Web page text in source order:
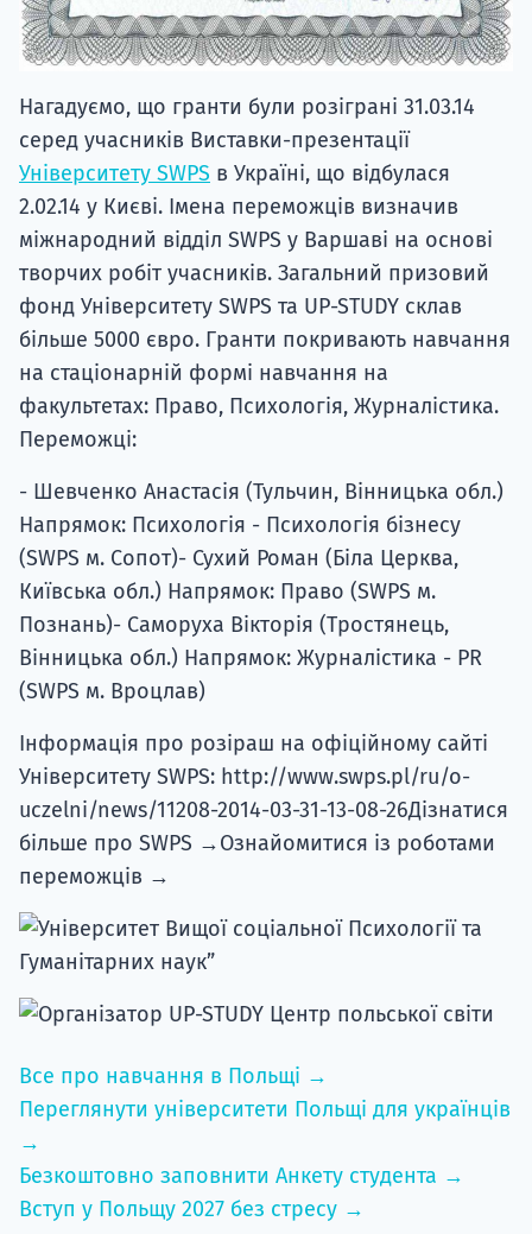
Нагадуємо, що гранти були розіграні 31.03.14
серед учасників Виставки-презентації
Університету SWPS в Україні, що відбулася
2.02.14 у Києві. Імена переможців визначив
міжнародний відділ SWPS у Варшаві на основі
творчих робіт учасників. Загальний призовий
фонд Університету SWPS та UP-STUDY склав
більше 5000 євро. Гранти покривають навчання
на стаціонарній формі навчання на
факультетах: Право, Психологія, Журналістика.
Переможці:
- Шевченко Анастасія (Тульчин, Вінницька обл.)
Напрямок: Психологія - Психологія бізнесу
(SWPS м. Сопот)- Сухий Роман (Біла Церква,
Київська обл.) Напрямок: Право (SWPS м.
Познань)- Саморуха Вікторія (Тростянець,
Вінницька обл.) Напрямок: Журналістика - PR
(SWPS м. Вроцлав)
Інформація про розіраш на офіційному сайті
Університету SWPS: http://www.swps.pl/ru/o-
uczelni/news/11208-2014-03-31-13-08-26Дізнатися
більше про SWPS →Ознайомитися із роботами
переможців →
Все про навчання в Польщі →
Переглянути університети Польщі для українців
→
Безкоштовно заповнити Анкету студента →
Вступ у Польщу 2027 без стресу →